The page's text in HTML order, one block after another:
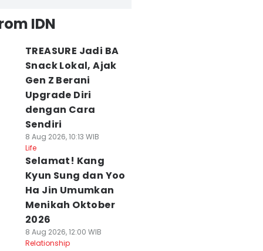
IDN
TREASURE Jadi BA
Snack Lokal, Ajak
Gen Z Berani
Upgrade Diri
dengan Cara
Sendiri
8 Aug 2026, 10:13 WIB
Life
Selamat! Kang
Kyun Sung dan Yoo
Ha Jin Umumkan
Menikah Oktober
2026
8 Aug 2026, 12:00 WIB
Relationship